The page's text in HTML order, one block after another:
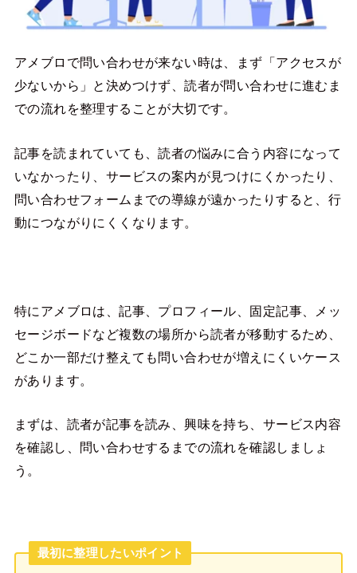
アメブロで問い合わせが来ない時は、まず「アクセスが
少ないから」と決めつけず、読者が問い合わせに進むま
での流れを整理することが大切です。
記事を読まれていても、読者の悩みに合う内容になって
いなかったり、サービスの案内が見つけにくかったり、
問い合わせフォームまでの導線が遠かったりすると、行
動につながりにくくなります。
特にアメブロは、記事、プロフィール、固定記事、メッ
セージボードなど複数の場所から読者が移動するため、
どこか一部だけ整えても問い合わせが増えにくいケース
があります。
まずは、読者が記事を読み、興味を持ち、サービス内容
を確認し、問い合わせするまでの流れを確認しましょ
う。
最初に整理したいポイント